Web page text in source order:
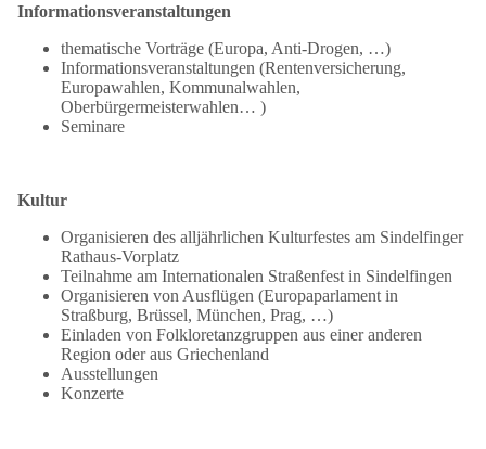
Informationsveranstaltungen
thematische Vorträge (Europa, Anti-Drogen, …)
Informationsveranstaltungen (Rentenversicherung,
Europawahlen, Kommunalwahlen,
Oberbürgermeisterwahlen… )
Seminare
Kultur
Organisieren des alljährlichen Kulturfestes am Sindelfinger
Rathaus-Vorplatz
Teilnahme am Internationalen Straßenfest in Sindelfingen
Organisieren von Ausflügen (Europaparlament in
Straßburg, Brüssel, München, Prag, …)
Einladen von Folkloretanzgruppen aus einer anderen
Region oder aus Griechenland
Ausstellungen
Konzerte